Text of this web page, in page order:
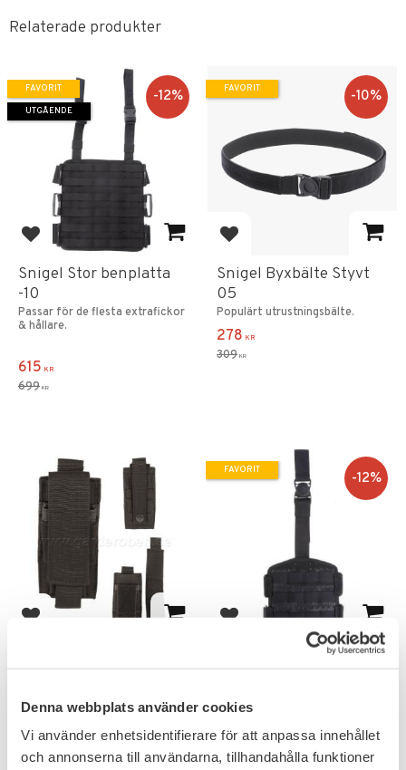
Denna webbplats använder cookies
Vi använder enhetsidentifierare för att anpassa innehållet
och annonserna till användarna, tillhandahålla funktioner
Relaterade produkter
Lägg till i favoriter
Snigel Stor benplatta
-10
Passar för de flesta extrafickor
& hållare.
615 KR
699 KR
12%
FAVORIT
UTGÅENDE
Lägg till i favoriter
Snigel Byxbälte Styvt
05
Populärt utrustningsbälte.
278 KR
309 KR
10%
FAVORIT
Pouch MOLLE
79 KR
Snigel Liten Benplatta
Svart
utrustningsbälte.
12%
FAVORIT